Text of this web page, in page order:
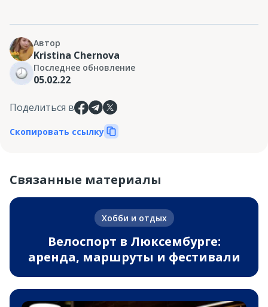
Автор
Kristina Chernova
Последнее обновление
05.02.22
Поделиться в
Скопировать ссылку
Связанные материалы
Хобби и отдых
Велоспорт в Люксембурге:
аренда, маршруты и фестивали